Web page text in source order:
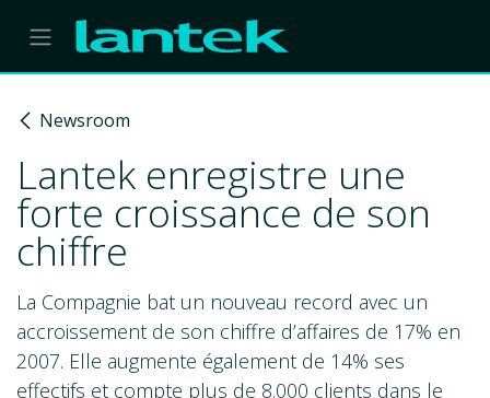
Skip to Content
Newsroom
Lantek enregistre une
forte croissance de son
chiffre
La Compagnie bat un nouveau record avec un
accroissement de son chiffre d’affaires de 17% en
2007. Elle augmente également de 14% ses
effectifs et compte plus de 8.000 clients dans le